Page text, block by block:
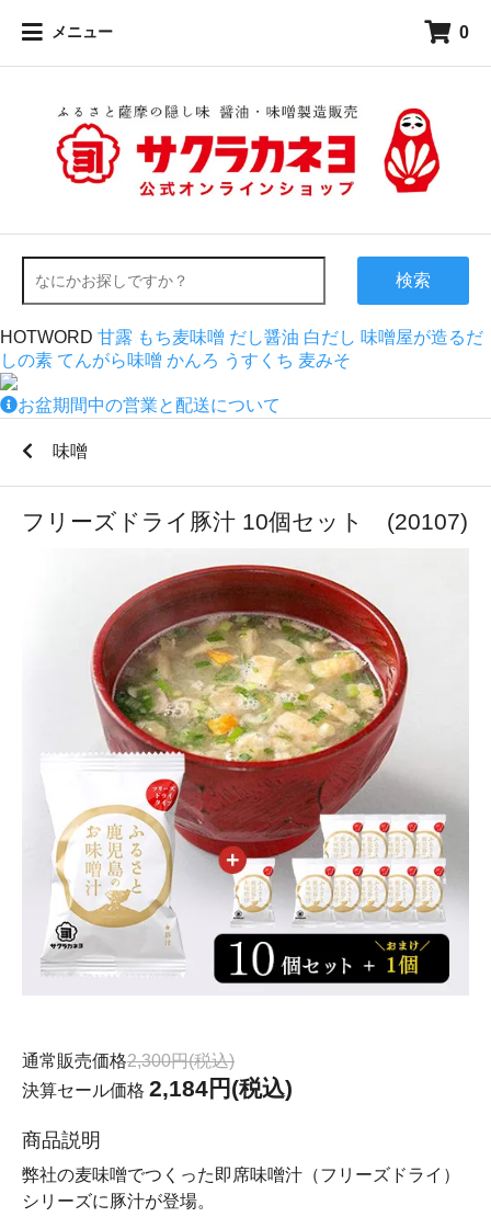
メニュー 0
検索
HOTWORD 甘露 もち麦味噌 だし醤油 白だし 味噌屋が造るだ
しの素 てんがら味噌 かんろ うすくち 麦みそ
お盆期間中の営業と配送について
味噌
フリーズドライ豚汁 10個セット (20107)
通常販売価格2,300円(税込)
決算セール価格 2,184円(税込)
商品説明
弊社の麦味噌でつくった即席味噌汁（フリーズドライ）
シリーズに豚汁が登場。